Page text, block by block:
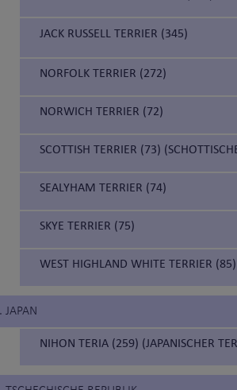
JACK RUSSELL TERRIER (345)
NORFOLK TERRIER (272)
NORWICH TERRIER (72)
SCOTTISH TERRIER (73)
SEALYHAM TERRIER (74)
SKYE TERRIER (75)
WEST HIGHLAND WHITE TERRIER (85)
JAPAN
NIHON TERIA (259) (JAPANISCHER